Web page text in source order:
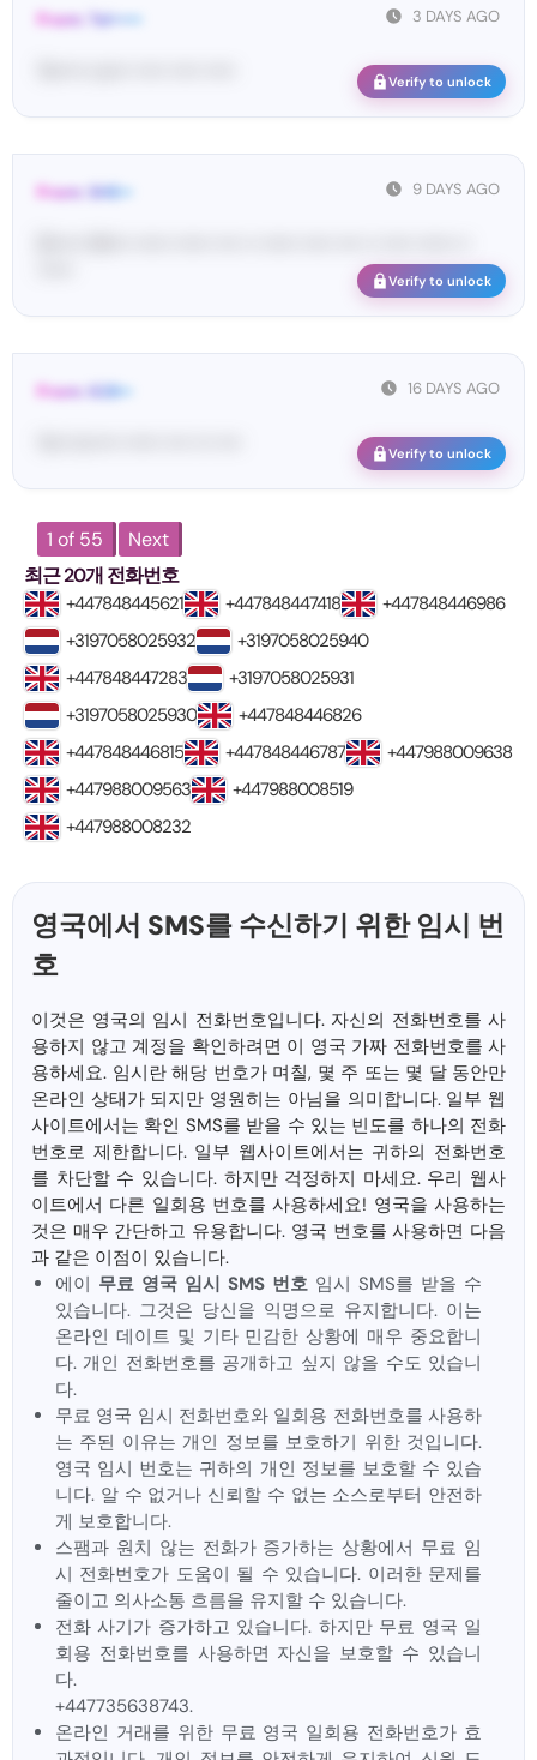
3 DAYS AGO
From: Tel•••••
Verify to unlock
9 DAYS AGO
From: SHE••
Verify to unlock
16 DAYS AGO
From: 628••
Verify to unlock
1 of 55
Next
최근 20개 전화번호
+447848445621 +447848447418
+447848446986
+3197058025932
+3197058025940
+447848447283
+3197058025931
+3197058025930
+447848446826
+447848446815
+447848446787
+447988009638
+447988009563
+447988008519
+447988008232
영국에서 SMS를 수신하기 위한 임시 번
호
이것은 영국의 임시 전화번호입니다. 자신의 전화번호를 사
용하지 않고 계정을 확인하려면 이 영국 가짜 전화번호를 사
용하세요. 임시란 해당 번호가 며칠, 몇 주 또는 몇 달 동안만
온라인 상태가 되지만 영원히는 아님을 의미합니다. 일부 웹
사이트에서는 확인 SMS를 받을 수 있는 빈도를 하나의 전화
번호로 제한합니다. 일부 웹사이트에서는 귀하의 전화번호
를 차단할 수 있습니다. 하지만 걱정하지 마세요. 우리 웹사
이트에서 다른 일회용 번호를 사용하세요! 영국을 사용하는
것은 매우 간단하고 유용합니다. 영국 번호를 사용하면 다음
과 같은 이점이 있습니다.
에이 무료 영국 임시 SMS 번호 임시 SMS를 받을 수
있습니다. 그것은 당신을 익명으로 유지합니다. 이는
온라인 데이트 및 기타 민감한 상황에 매우 중요합니
다. 개인 전화번호를 공개하고 싶지 않을 수도 있습니
다.
무료 영국 임시 전화번호와 일회용 전화번호를 사용하
는 주된 이유는 개인 정보를 보호하기 위한 것입니다.
영국 임시 번호는 귀하의 개인 정보를 보호할 수 있습
니다. 알 수 없거나 신뢰할 수 없는 소스로부터 안전하
게 보호합니다.
스팸과 원치 않는 전화가 증가하는 상황에서 무료 임
시 전화번호가 도움이 될 수 있습니다. 이러한 문제를
줄이고 의사소통 흐름을 유지할 수 있습니다.
전화 사기가 증가하고 있습니다. 하지만 무료 영국 일
회용 전화번호를 사용하면 자신을 보호할 수 있습니
다.
+447735638743.
온라인 거래를 위한 무료 영국 일회용 전화번호가 효